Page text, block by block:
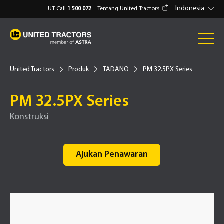
UT Call 1 500 072 Tentang United Tractors Indonesia
United Tractors Produk TADANO PM 32.5PX Series
PM 32.5PX Series
Konstruksi
Ajukan Penawaran